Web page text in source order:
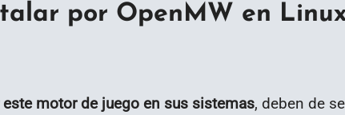
por OpenMW en
motor de juego en sus sistemas, deben de